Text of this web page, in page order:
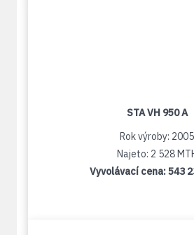
STA VH 950 A
Rok výroby: 2005
Najeto: 2 528
Vyvolávací cena:543